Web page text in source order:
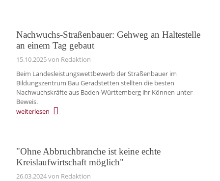
Nachwuchs-Straßenbauer: Gehweg an Haltestelle
an einem Tag gebaut
15.10.2025von Redaktion
Beim Landesleistungswettbewerb der Straßenbauer im
Bildungszentrum Bau Geradstetten stellten die besten
Nachwuchskräfte aus Baden-Württemberg ihr Können unter
Beweis.
weiterlesen
"Ohne Abbruchbranche ist keine echte
Kreislaufwirtschaft möglich"
26.03.2024von Redaktion